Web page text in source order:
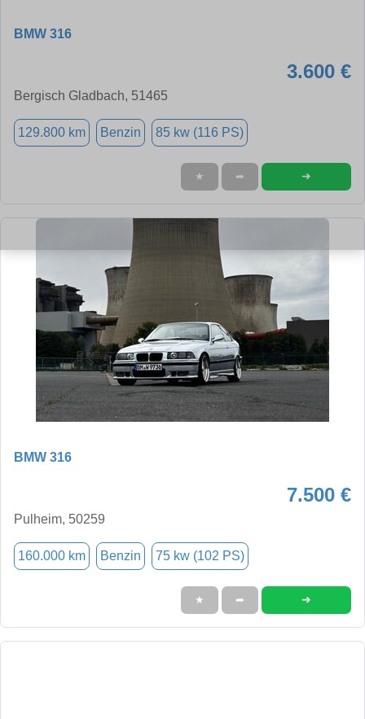
BMW 316
3.600 €
Bergisch Gladbach, 51465
129.800 km Benzin 85 kw (116 PS)
★ ➦ ➜
BMW 316
7.500 €
Pulheim, 50259
160.000 km Benzin 75 kw (102 PS)
★ ➦ ➜